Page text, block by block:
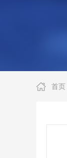
首页